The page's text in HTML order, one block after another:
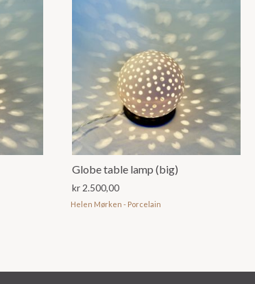
Globe table lamp (big)
kr2.500,00
Helen Mørken - Porcelain